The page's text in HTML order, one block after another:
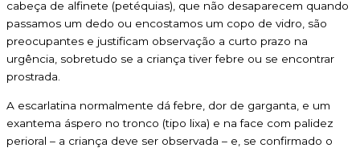
cabeça de alfinete (petéquias), que não desaparecem quando
passamos um dedo ou encostamos um copo de vidro, são
preocupantes e justificam observação a curto prazo na
urgência, sobretudo se a criança tiver febre ou se encontrar
prostrada.
A escarlatina normalmente dá febre, dor de garganta, e um
exantema áspero no tronco (tipo lixa) e na face com palidez
perioral – a criança deve ser observada – e, se confirmado o